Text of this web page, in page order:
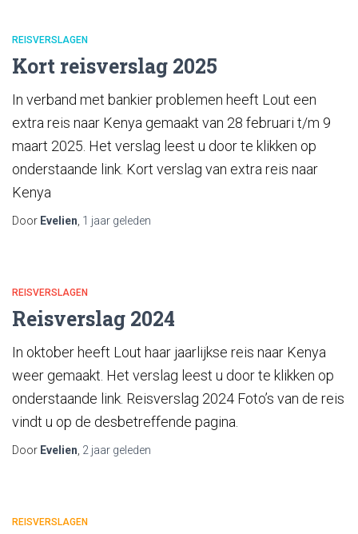
REISVERSLAGEN
Kort reisverslag 2025
In verband met bankier problemen heeft Lout een
extra reis naar Kenya gemaakt van 28 februari t/m 9
maart 2025. Het verslag leest u door te klikken op
onderstaande link. Kort verslag van extra reis naar
Kenya
Door Evelien 1 jaar geleden
REISVERSLAGEN
Reisverslag 2024
In oktober heeft Lout haar jaarlijkse reis naar Kenya
weer gemaakt. Het verslag leest u door te klikken op
onderstaande link. Reisverslag 2024 Foto’s van de reis
vindt u op de desbetreffende pagina.
Door Evelien 2 jaar geleden
REISVERSLAGEN